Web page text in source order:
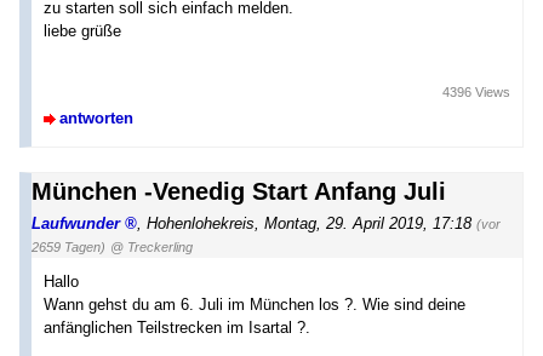
zu starten soll sich einfach melden.
liebe grüße
antworten
4396 Views
München -Venedig Start Anfang Juli
Laufwunder Hohenlohekreis Montag, 29. April 2019, 17:18 (vor
2659 Tagen) @ Treckerling
Hallo
Wann gehst du am 6. Juli im München los ?. Wie sind deine
anfänglichen Teilstrecken im Isartal ?.